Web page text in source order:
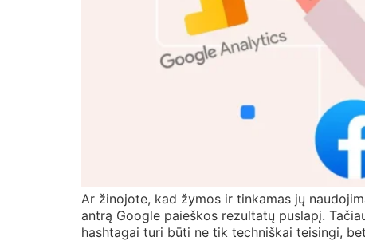
Ar žinojote, kad žymos ir tinkamas jų
antrą Google paieškos rezultatų puslapį.
hashtagai turi būti ne tik techniškai teisingi,